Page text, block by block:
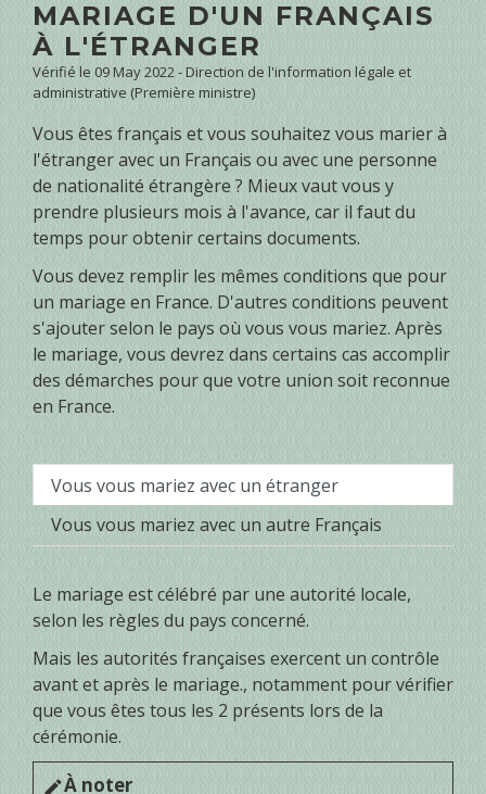
MARIAGE D'UN FRANÇAIS
À L'ÉTRANGER
Vérifié le 09 May 2022 - Direction de l'information légale et
administrative (Première ministre)
Vous êtes français et vous souhaitez vous marier à
l'étranger avec un Français ou avec une personne
de nationalité étrangère ? Mieux vaut vous y
prendre plusieurs mois à l'avance, car il faut du
temps pour obtenir certains documents.
Vous devez remplir les mêmes conditions que pour
un mariage en France. D'autres conditions peuvent
s'ajouter selon le pays où vous vous mariez. Après
le mariage, vous devrez dans certains cas accomplir
des démarches pour que votre union soit reconnue
en France.
Vous vous mariez avec un étranger
Vous vous mariez avec un autre Français
Le mariage est célébré par une autorité locale,
selon les règles du pays concerné.
Mais les autorités françaises exercent un contrôle
avant et après le mariage., notamment pour vérifier
que vous êtes tous les 2 présents lors de la
cérémonie.
editÀ noter